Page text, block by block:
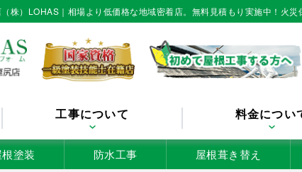
株）LOHAS｜相場より低価格な地域密着店。無料見積もり実施中！火
工事について 料金につい
根塗装 防水工事 屋根葺き替え